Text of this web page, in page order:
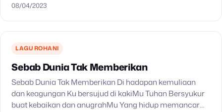
dijadikan-nya indah Termulia…
08/04/2023
LAGU ROHANI
Sebab Dunia Tak Memberikan
Sebab Dunia Tak Memberikan Di hadapan kemuliaan
dan keagungan Ku bersujud di kakiMu Tuhan Bersyukur
buat kebaikan dan anugrahMu Yang hidup memancar